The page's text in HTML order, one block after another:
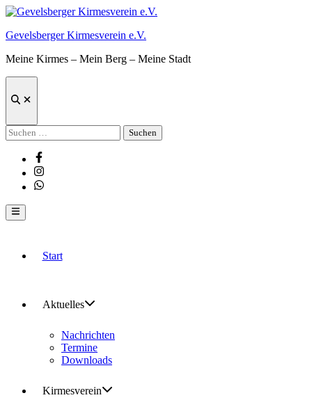
Zum
springen
Gevelsberger Kirmesverein e.V.
Meine Kirmes – Mein Berg – Meine Stadt
Suche
Suchen
nach:
Facebook
Instagram
Whatsapp
Hauptmenü
Start
Aktuelles
Nachrichten
Termine
Downloads
Kirmesverein